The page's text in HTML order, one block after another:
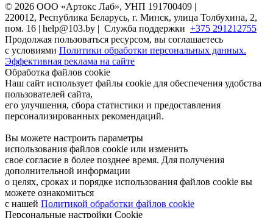
© 2026 ООО «Артокс Лаб», УНП 191700409 |
220012, Республика Беларусь, г. Минск, улица Толбухина, 2,
пом. 16 | help@103.by | Служба поддержки +375 291212755
Продолжая пользоваться ресурсом, вы соглашаетесь
с условиями Политики обработки персональных данных.
Эффективная реклама на сайте
Обработка файлов cookie
Наш сайт использует файлы cookie для обеспечения удобства
пользователей сайта,
его улучшения, сбора статистики и предоставления
персонализированных рекомендаций.
Вы можете настроить параметры
использования файлов cookie или изменить
свое согласие в более позднее время. Для получения
дополнительной информации
о целях, сроках и порядке использования файлов cookie вы
можете ознакомиться
с нашей Политикой обработки файлов cookie
Персональные настройки Cookie